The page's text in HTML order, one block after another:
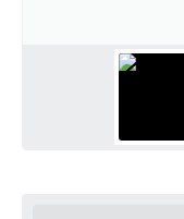
Sistema de Protocolo